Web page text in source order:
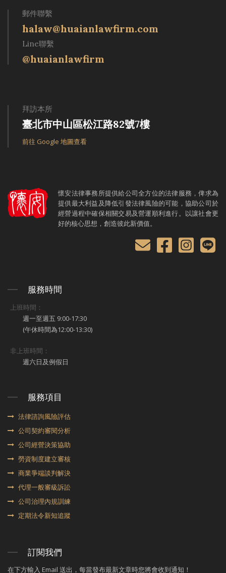
郵件聯繫
halaw@huaianlawfirm.com
Line聯繫
@huaianlawfirm
拜訪本所
臺北市中山區松江路82號7樓
前往 Google 地圖查看
懷安法律事務所提供給公司全方位的法律服務，俾求為
提供最大利益及降低引發法律風險的可能，協助公司於
經營過程中確保相關交易及營運順利進行。以讓社會更
好的核心思想，創造彼此新價值。
服務時間
上班時間：
週一至週五 9:00-17:30
(午休時間為12:00-13:30)
非上班時間：
週六日及例假日
服務項目
法律諮詢風險評估
公司契約審閱分析
公司經營決策協助
勞資制度建立審核
商業爭端談判解決
代理⼀般審級訴訟
公司治理內規訓練
定期法令新知追蹤
訂閱我們
在下方輸入 Email 送出，每當發布最新文章時您將會收到通知！